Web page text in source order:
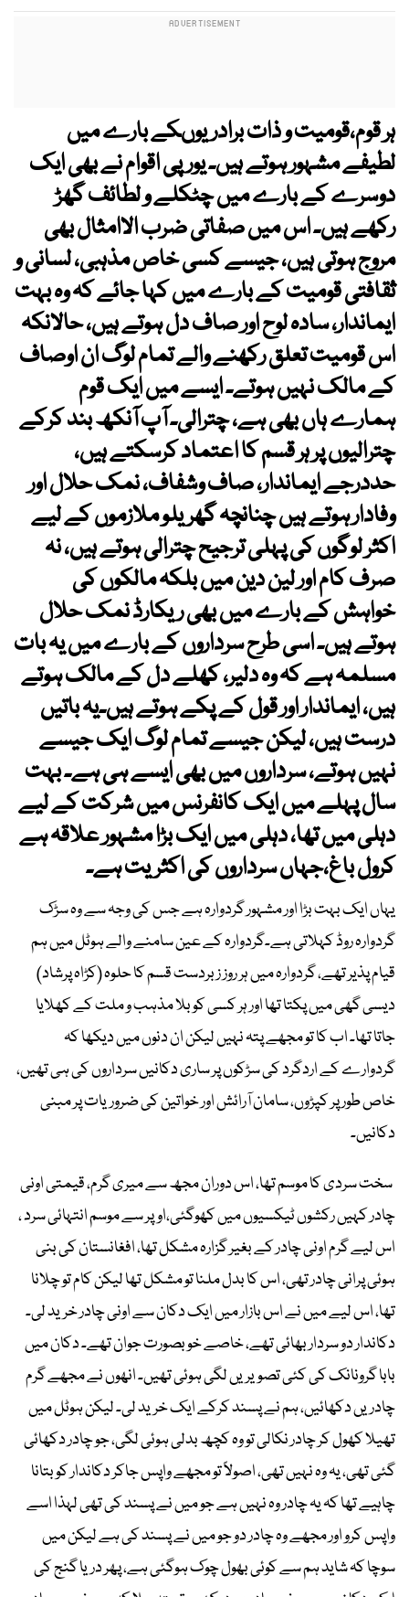
ہر قوم،قومیت و ذات برادریوںکے بارے میں
لطیفے مشہور ہوتے ہیں۔ یورپی اقوام نے بھی ایک
دوسرے کے بارے میں چٹکلے و لطائف گھڑ
رکھے ہیں۔ اس میں صفاتی ضرب الاامثال بھی
مروج ہوتی ہیں، جیسے کسی خاص مذہبی، لسانی و
ثقافتی قومیت کے بارے میں کہا جائے کہ وہ بہت
ایماندار، سادہ لوح اور صاف دل ہوتے ہیں، حالانکہ
اس قومیت تعلق رکھنے والے تمام لوگ ان اوصاف
کے مالک نہیں ہوتے۔ ایسے میں ایک قوم
ہمارے ہاں بھی ہے، چترالی۔ آپ آنکھ بند کرکے
چترالیوں پر ہر قسم کا اعتماد کرسکتے ہیں،
حددرجے ایماندار، صاف وشفاف، نمک حلال اور
وفادار ہوتے ہیں چنانچہ گھریلو ملازموں کے لیے
اکثر لوگوں کی پہلی ترجیح چترالی ہوتے ہیں، نہ
صرف کام اور لین دین میں بلکہ مالکوں کی
خواہش کے بارے میں بھی ریکارڈ نمک حلال
ہوتے ہیں۔ اسی طرح سرداروں کے بارے میں یہ بات
مسلمہ ہے کہ وہ دلیر، کھلے دل کے مالک ہوتے
ہیں، ایماندار اور قول کے پکے ہوتے ہیں۔یہ باتیں
درست ہیں، لیکن جیسے تمام لوگ ایک جیسے
نہیں ہوتے، سرداروں میں بھی ایسے ہی ہے۔ بہت
سال پہلے میں ایک کانفرنس میں شرکت کے لیے
دہلی میں تھا، دہلی میں ایک بڑا مشہور علاقہ ہے
کرول باغ،جہاں سرداروں کی اکثریت ہے۔
یہاں ایک بہت بڑا اور مشہور گردوارہ ہے جس کی وجہ سے وہ سڑک
گردوارہ روڈ کہلاتی ہے۔گردوارہ کے عین سامنے والے ہوٹل میں ہم
قیام پذیر تھے، گردوارہ میں ہر روز زبردست قسم کا حلوہ (کڑاہ پرشاد)
دیسی گھی میں پکتا تھا اور ہر کسی کو بلا مذہب و ملت کے کھلایا
جاتا تھا۔ اب کا تو مجھے پتہ نہیں لیکن ان دنوں میں دیکھا کہ
گردوارے کے اردگرد کی سڑکوں پر ساری دکانیں سرداروں کی ہی تھیں،
خاص طور پر کپڑوں، سامان آرائش اور خواتین کی ضروریات پر مبنی
دکانیں۔
سخت سردی کا موسم تھا، اس دوران مجھ سے میری گرم، قیمتی اونی
چادر کہیں رکشوں ٹیکسیوں میں کھوگئی،اوپر سے موسم انتہائی سرد ،
اس لیے گرم اونی چادر کے بغیر گزارہ مشکل تھا، افغانستان کی بنی
ہوئی پرانی چادر تھی، اس کا بدل ملنا تو مشکل تھا لیکن کام تو چلانا
تھا، اس لیے میں نے اس بازار میں ایک دکان سے اونی چادر خرید لی۔
دکاندار دو سردار بھائی تھے، خاصے خوبصورت جوان تھے۔ دکان میں
بابا گرونانک کی کئی تصویریں لگی ہوئی تھیں۔ انھوں نے مجھے گرم
چادریں دکھائیں، ہم نے پسند کرکے ایک خرید لی۔ لیکن ہوٹل میں
تھیلا کھول کر چادر نکالی تو وہ کچھ بدلی ہوئی لگی، جو چادر دکھائی
گئی تھی، یہ وہ نہیں تھی، اصولاً تو مجھے واپس جاکر دکاندار کو بتانا
چاہیے تھا کہ یہ چادر وہ نہیں ہے جو میں نے پسند کی تھی لہذا اسے
واپس کرو اور مجھے وہ چادر دو جو میں نے پسند کی ہے لیکن میں
سوچا کہ شاید ہم سے کوئی بھول چوک ہوگئی ہے، پھر دریا گنج کی